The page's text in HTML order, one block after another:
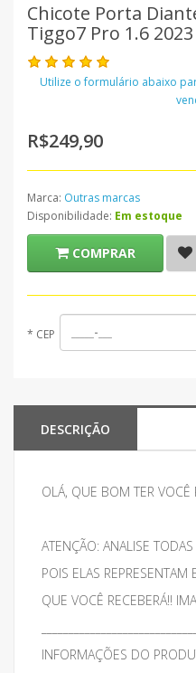
Chicote Porta
Tiggo7 Pro 1.6 2023
Utilize o formulário abaixo
R$249,90
Marca: Outras marcas
Disponibilidade: Em estoque
COMPRAR
* CEP
DESCRIÇÃO
OLÁ, QUE BOM TER VOCÊ
ATENÇÃO: ANALISE
POIS ELAS
QUE VOCÊ RECEBERÁ!!
INFORMAÇÕES DO